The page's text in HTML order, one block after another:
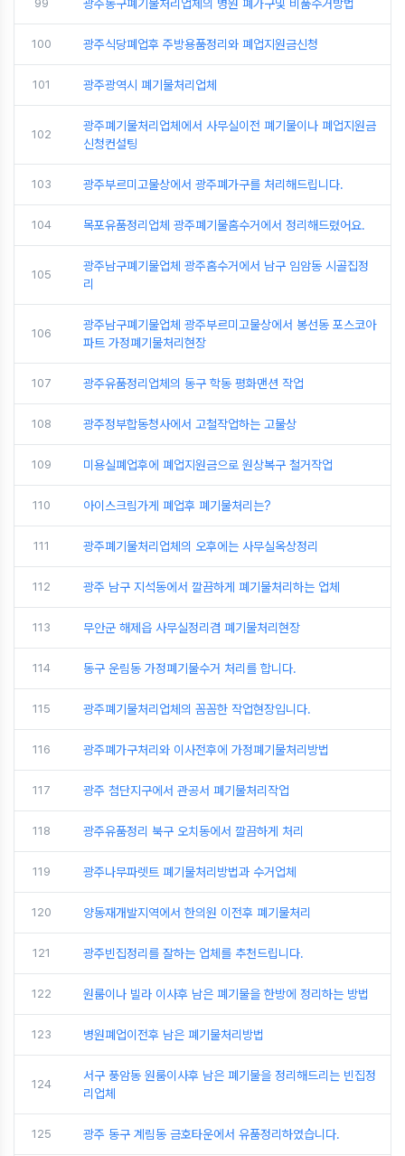
99 광주동구폐기물처리업체의 병원 폐가구및 비품수거방법
100 광주식당폐업후 주방용품정리와 폐업지원금신청
101 광주광역시 폐기물처리업체
102
광주폐기물처리업체에서 사무실이전 폐기물이나 폐업지원금
신청컨설팅
103 광주부르미고물상에서 광주폐가구를 처리해드립니다.
104 목포유품정리업체 광주폐기물홈수거에서 정리해드렸어요.
105
광주남구폐기물업체 광주홈수거에서 남구 임암동 시골집정
리
106
광주남구폐기물업체 광주부르미고물상에서 봉선동 포스코아
파트 가정폐기물처리현장
107 광주유품정리업체의 동구 학동 평화맨션 작업
108 광주정부합동청사에서 고철작업하는 고물상
109 미용실폐업후에 폐업지원금으로 원상복구 철거작업
110 아이스크림가게 폐업후 폐기물처리는?
111 광주폐기물처리업체의 오후에는 사무실옥상정리
112 광주 남구 지석동에서 깔끔하게 폐기물처리하는 업체
113 무안군 해제읍 사무실정리겸 폐기물처리현장
114 동구 운림동 가정폐기물수거 처리를 합니다.
115 광주폐기물처리업체의 꼼꼼한 작업현장입니다.
116 광주폐가구처리와 이사전후에 가정폐기물처리방법
117 광주 첨단지구에서 관공서 폐기물처리작업
118 광주유품정리 북구 오치동에서 깔끔하게 처리
119 광주나무파렛트 폐기물처리방법과 수거업체
120 양동재개발지역에서 한의원 이전후 폐기물처리
121 광주빈집정리를 잘하는 업체를 추천드립니다.
122 원룸이나 빌라 이사후 남은 폐기물을 한방에 정리하는 방법
123 병원폐업이전후 남은 폐기물처리방법
124
서구 풍암동 원룸이사후 남은 폐기물을 정리해드리는 빈집정
리업체
125 광주 동구 계림동 금호타운에서 유품정리하였습니다.